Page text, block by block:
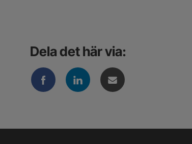
Dela det här via: